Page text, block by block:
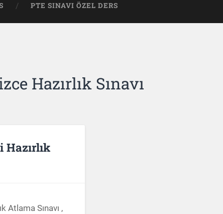
PTE SINAVI ÖZEL DERS
Hazırlık Sınavı
Atlama Sınavı ,